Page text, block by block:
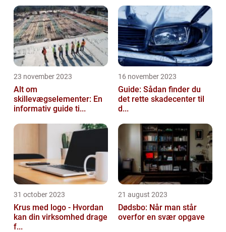
23 november 2023
Alt om
skillevægselementer: En
informativ guide ti...
16 november 2023
Guide: Sådan finder du
det rette skadecenter til
d...
31 october 2023
Krus med logo - Hvordan
kan din virksomhed drage
f...
21 august 2023
Dødsbo: Når man står
overfor en svær opgave